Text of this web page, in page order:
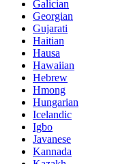
Galician
Georgian
Gujarati
Haitian
Hausa
Hawaiian
Hebrew
Hmong
Hungarian
Icelandic
Igbo
Javanese
Kannada